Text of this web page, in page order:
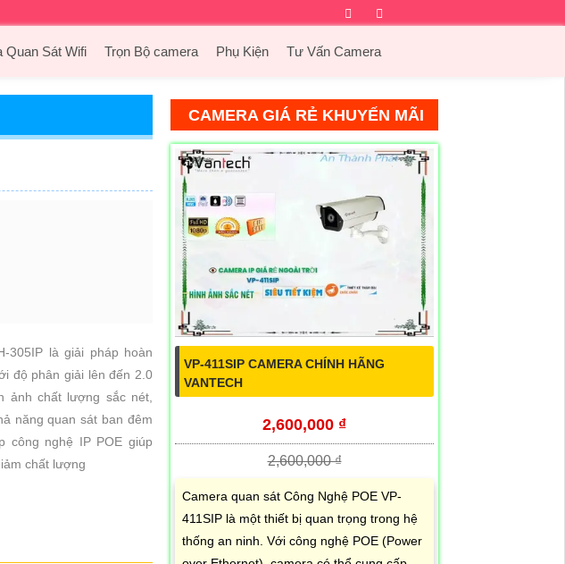
Facebook
Quan Sát Wifi Trọn Bộ camera Phụ Kiện Tư Vấn Camera
305IP là giải pháp hoàn
độ phân giải lên đến 2.0
ảnh chất lượng sắc nét,
năng quan sát ban đêm
công nghệ IP POE giúp
chất lượng
CAMERA GIÁ RẺ KHUYẾN MÃI
VP-411SIP CAMERA CHÍNH HÃNG
VANTECH
2,600,000 ₫
2,600,000 ₫
Camera quan sát Công Nghệ POE VP-
411SIP là một thiết bị quan trọng trong hệ
thống an ninh. Với công nghệ POE (Power